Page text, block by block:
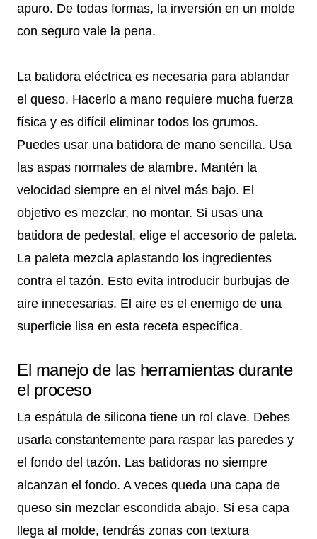
apuro. De todas formas, la inversión en un molde
con seguro vale la pena.
La batidora eléctrica es necesaria para ablandar
el queso. Hacerlo a mano requiere mucha fuerza
física y es difícil eliminar todos los grumos.
Puedes usar una batidora de mano sencilla. Usa
las aspas normales de alambre. Mantén la
velocidad siempre en el nivel más bajo. El
objetivo es mezclar, no montar. Si usas una
batidora de pedestal, elige el accesorio de paleta.
La paleta mezcla aplastando los ingredientes
contra el tazón. Esto evita introducir burbujas de
aire innecesarias. El aire es el enemigo de una
superficie lisa en esta receta específica.
El manejo de las herramientas durante
el proceso
La espátula de silicona tiene un rol clave. Debes
usarla constantemente para raspar las paredes y
el fondo del tazón. Las batidoras no siempre
alcanzan el fondo. A veces queda una capa de
queso sin mezclar escondida abajo. Si esa capa
llega al molde, tendrás zonas con textura